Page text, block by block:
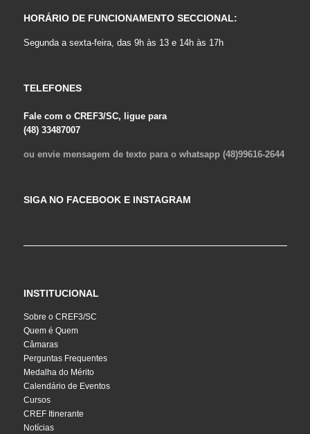
HORÁRIO DE FUNCIONAMENTO SECCIONAL:
Segunda a sexta-feira, das 9h às 13 e 14h às 17h
TELEFONES
Fale com o CREF3/SC, ligue para
(48) 33487007
ou envie mensagem de texto para o whatsapp (48)99616-2644
SIGA NO FACEBOOK E INSTAGRAM
INSTITUCIONAL
Sobre o CREF3/SC
Quem é Quem
Câmaras
Perguntas Frequentes
Medalha do Mérito
Calendário de Eventos
Cursos
CREF Itinerante
Notícias